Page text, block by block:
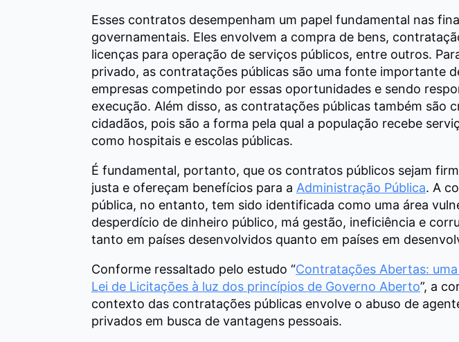
Esses contratos desempenham um papel fundamental nas
governamentais. Eles envolvem a compra de bens,
licenças para operação de serviços públicos, entre outros.
privado, as contratações públicas são uma fonte importante
empresas competindo por essas oportunidades e sendo
execução. Além disso, as contratações públicas também são
cidadãos, pois são a forma pela qual a população recebe
como hospitais e escolas públicas.
É fundamental, portanto, que os contratos públicos sejam
justa e ofereçam benefícios para a Administração Pública. A
pública, no entanto, tem sido identificada como uma área
desperdício de dinheiro público, má gestão, ineficiência e
tanto em países desenvolvidos quanto em países em
Conforme ressaltado pelo estudo “Contratações Abertas:
Lei de Licitações à luz dos princípios de Governo Aberto”, a
contexto das contratações públicas envolve o abuso de
privados em busca de vantagens pessoais.